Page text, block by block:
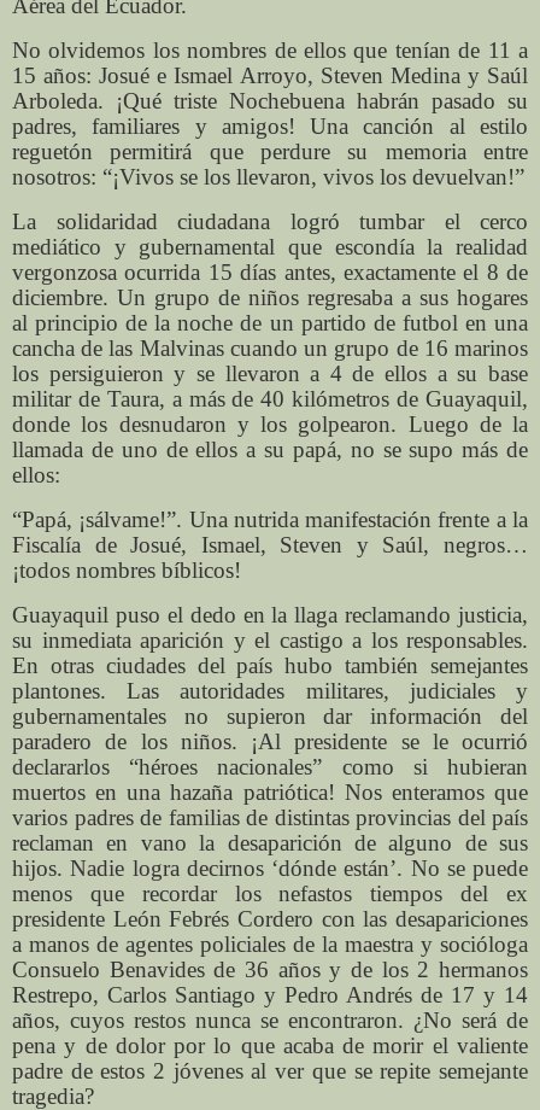
No olvidemos los nombres de ellos que tenían de 11 a
15 años: Josué e Ismael Arroyo, Steven Medina y Saúl
Arboleda. ¡Qué triste Nochebuena habrán pasado su
padres, familiares y amigos! Una canción al estilo
reguetón permitirá que perdure su memoria entre
nosotros: “¡Vivos se los llevaron, vivos los devuelvan!”
La solidaridad ciudadana logró tumbar el cerco
mediático y gubernamental que escondía la realidad
vergonzosa ocurrida 15 días antes, exactamente el 8 de
diciembre. Un grupo de niños regresaba a sus hogares
al principio de la noche de un partido de futbol en una
cancha de las Malvinas cuando un grupo de 16 marinos
los persiguieron y se llevaron a 4 de ellos a su base
militar de Taura, a más de 40 kilómetros de Guayaquil,
donde los desnudaron y los golpearon. Luego de la
llamada de uno de ellos a su papá, no se supo más de
ellos:
“Papá, ¡sálvame!”. Una nutrida manifestación frente a la
Fiscalía de Josué, Ismael, Steven y Saúl, negros…
¡todos nombres bíblicos!
Guayaquil puso el dedo en la llaga reclamando justicia,
su inmediata aparición y el castigo a los responsables.
En otras ciudades del país hubo también semejantes
plantones. Las autoridades militares, judiciales y
gubernamentales no supieron dar información del
paradero de los niños. ¡Al presidente se le ocurrió
declararlos “héroes nacionales” como si hubieran
muertos en una hazaña patriótica! Nos enteramos que
varios padres de familias de distintas provincias del país
reclaman en vano la desaparición de alguno de sus
hijos. Nadie logra decirnos ‘dónde están’. No se puede
menos que recordar los nefastos tiempos del ex
presidente León Febrés Cordero con las desapariciones
a manos de agentes policiales de la maestra y socióloga
Consuelo Benavides de 36 años y de los 2 hermanos
Restrepo, Carlos Santiago y Pedro Andrés de 17 y 14
años, cuyos restos nunca se encontraron. ¿No será de
pena y de dolor por lo que acaba de morir el valiente
padre de estos 2 jóvenes al ver que se repite semejante
tragedia?